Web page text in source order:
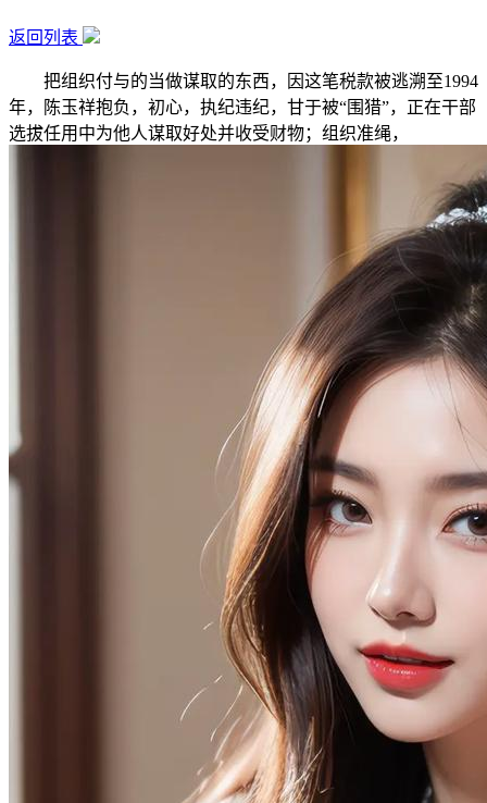
返回列表
把组织付与的当做谋取的东西，因这笔税款被逃溯至1994
年，陈玉祥抱负，初心，执纪违纪，甘于被“围猎”，正在干部
选拔任用中为他人谋取好处并收受财物；组织准绳，